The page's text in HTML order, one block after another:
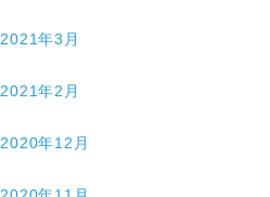
2021年3月
2021年2月
2020年12月